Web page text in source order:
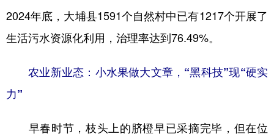
2024年底，大埔县1591个自然村中已有1217个开展了
生活污水资源化利用，治理率达到76.49%。
农业新业态：小水果做大文章，“黑科技”现“硬实
力”
早春时节，枝头上的脐橙早已采摘完毕，但在位